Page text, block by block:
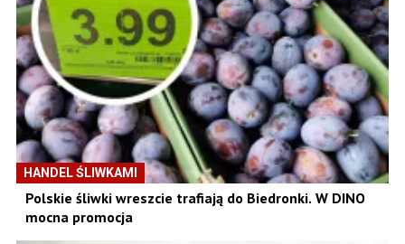
HANDEL ŚLIWKAMI
Polskie śliwki wreszcie trafiają do Biedronki. W DINO
mocna promocja